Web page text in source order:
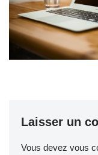
Laisser un
Vous devez vous